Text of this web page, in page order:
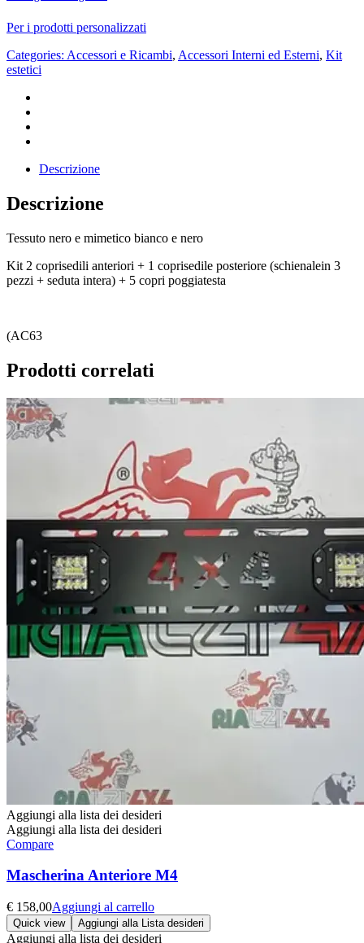
Per i prodotti personalizzati
Categories: Accessori e Ricambi, Accessori Interni ed Esterni, Kit
estetici
Descrizione
Descrizione
Tessuto nero e mimetico bianco e nero
Kit 2 coprisedili anteriori + 1 coprisedile posteriore (schienalein 3
pezzi + seduta intera) + 5 copri poggiatesta
(AC63
Prodotti correlati
Aggiungi alla lista dei desideri
Aggiungi alla lista dei desideri
Compare
Mascherina Anteriore M4
€ 158,00Aggiungi al carrello
Quick view Aggiungi alla Lista desideri
Aggiungi alla lista dei desideri